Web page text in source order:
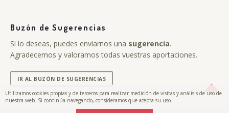
Buzón de Sugerencias
Si lo deseas, puedes enviarnos una sugerencia.
Agradecemos y valoramos todas vuestras aportaciones.
IR AL BUZÓN DE SUGERENCIAS
Utilizamos cookies propias y de terceros para realizar medición de visitas y análisis de uso de
nuestra web. Si continúa navegando, consideramos que acepta su uso.